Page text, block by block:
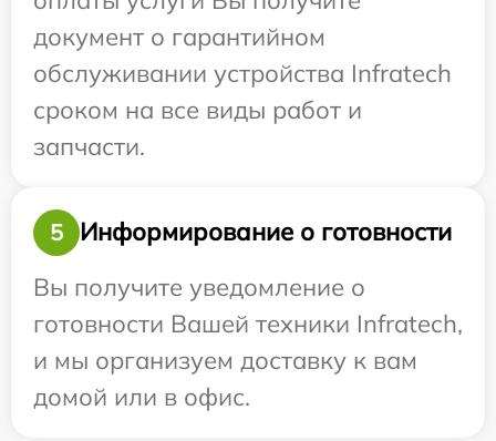
документ о гарантийном
обслуживании устройства Infratech
сроком на все виды работ и
запчасти.
5
Информирование о готовности
Вы получите уведомление о
готовности Вашей техники Infratech,
и мы организуем доставку к вам
домой или в офис.